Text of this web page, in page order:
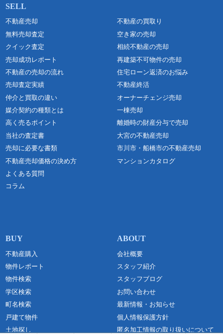
不動産売却
無料売却査定
クイック査定
売却成功レポート
不動産の売却の流れ
売却査定実績
仲介と買取の違い
媒介契約の種類とは
高く売るポイント
当社の査定書
売却に必要な書類
不動産売却価格の決め方
よくある質問
コラム
不動産の買取り
空き家の売却
相続不動産の売却
再建築不可物件の売却
住宅ローン返済のお悩み
不動産終活
オーナーチェンジ売却
一棟売却
離婚時の財産分与で売却
大宮の不動産売却
市川市・船橋市の不動産売却
マンションカタログ
不動産購入
物件レポート
物件検索
学区検索
町名検索
戸建て物件
土地探し
会社概要
スタッフ紹介
スタッフブログ
お問い合わせ
最新情報・お知らせ
個人情報保護方針
匿名加工情報の取り扱いについて